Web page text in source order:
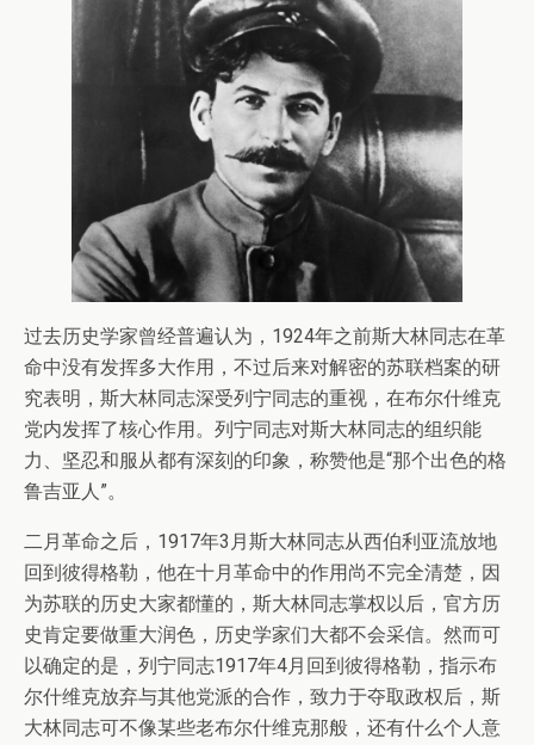
过去历史学家曾经普遍认为，1924年之前斯大林同志在革
命中没有发挥多大作用，不过后来对解密的苏联档案的研
究表明，斯大林同志深受列宁同志的重视，在布尔什维克
党内发挥了核心作用。列宁同志对斯大林同志的组织能
力、坚忍和服从都有深刻的印象，称赞他是“那个出色的格
鲁吉亚人”。
二月革命之后，1917年3月斯大林同志从西伯利亚流放地
回到彼得格勒，他在十月革命中的作用尚不完全清楚，因
为苏联的历史大家都懂的，斯大林同志掌权以后，官方历
史肯定要做重大润色，历史学家们大都不会采信。然而可
以确定的是，列宁同志1917年4月回到彼得格勒，指示布
尔什维克放弃与其他党派的合作，致力于夺取政权后，斯
大林同志可不像某些老布尔什维克那般，还有什么个人意